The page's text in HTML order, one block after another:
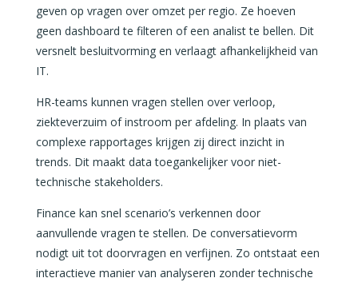
geven op vragen over omzet per regio. Ze hoeven
geen dashboard te filteren of een analist te bellen. Dit
versnelt besluitvorming en verlaagt afhankelijkheid van
IT.
HR-teams kunnen vragen stellen over verloop,
ziekteverzuim of instroom per afdeling. In plaats van
complexe rapportages krijgen zij direct inzicht in
trends. Dit maakt data toegankelijker voor niet-
technische stakeholders.
Finance kan snel scenario’s verkennen door
aanvullende vragen te stellen. De conversatievorm
nodigt uit tot doorvragen en verfijnen. Zo ontstaat een
interactieve manier van analyseren zonder technische